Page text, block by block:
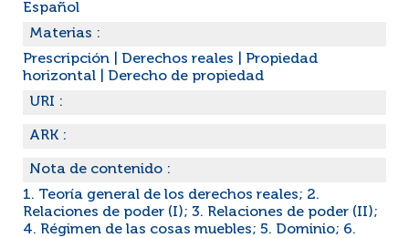
Español
Materias :
Prescripción | Derechos reales | Propiedad
horizontal | Derecho de propiedad
URI :
ARK :
Nota de contenido :
1. Teoría general de los derechos reales; 2.
Relaciones de poder (I); 3. Relaciones de poder (II);
4. Régimen de las cosas muebles; 5. Dominio; 6.